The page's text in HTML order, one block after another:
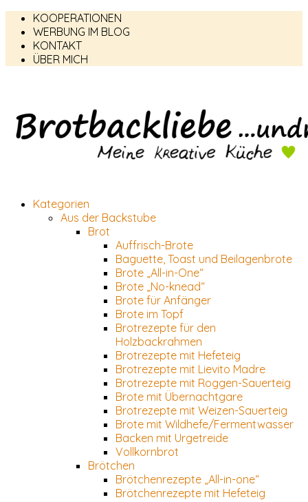
KOOPERATIONEN
WERBUNG IM BLOG
KONTAKT
ÜBER MICH
Kategorien
Aus der Backstube
Brot
Auffrisch-Brote
Baguette, Toast und Beilagenbrote
Brote „All-in-One“
Brote „No-knead“
Brote für Anfänger
Brote im Topf
Brotrezepte für den
Holzbackrahmen
Brotrezepte mit Hefeteig
Brotrezepte mit Lievito Madre
Brotrezepte mit Roggen-Sauerteig
Brote mit Übernachtgare
Brotrezepte mit Weizen-Sauerteig
Brote mit Wildhefe/Fermentwasser
Backen mit Urgetreide
Vollkornbrot
Brötchen
Brötchenrezepte „All-in-one“
Brötchenrezepte mit Hefeteig